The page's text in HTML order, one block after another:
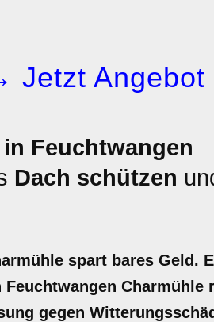
Jetzt Angebot
Feuchtwangen
Dach schützen
spart bares Geld.
Charmühle
gegen